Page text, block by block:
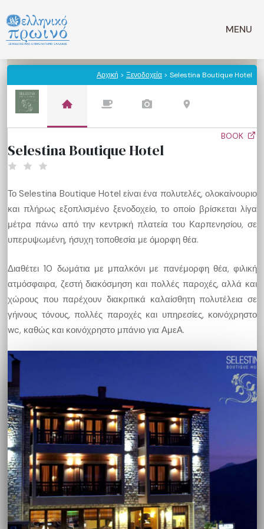
σε
περιεχόμενο
MENU
Αρχική > Ξενοδοχεία > Selestina Boutique Hotel
BOOK
Selestina Boutique Hotel
Το Selestina Boutique Hotel είναι ένα πολυτελές, ολοκαίνουριο
και πλήρως εξοπλισμένο ξενοδοχείο, το οποίο βρίσκεται λίγα
μέτρα πάνω από την κεντρική πλατεία του Καρπενησίου, σε
υπερυψωμένη, ήσυχη τοποθεσία με όμορφη θέα.
Διαθέτει 10 δωμάτια με μπαλκόνι με πανέμορφη θέα, φιλική
ατμόσφαιρα, ζεστή διακόσμηση και πολλές παροχές, αλλά και
χώρους που παρέχουν διακριτικά καλαίσθητη πολυτέλεια σε
γήινους τόνους, πολλές παροχές και υπηρεσίες, κοινόχρηστο
wc, καθώς και κοινόχρηστο μπάνιο για ΑμεΑ.